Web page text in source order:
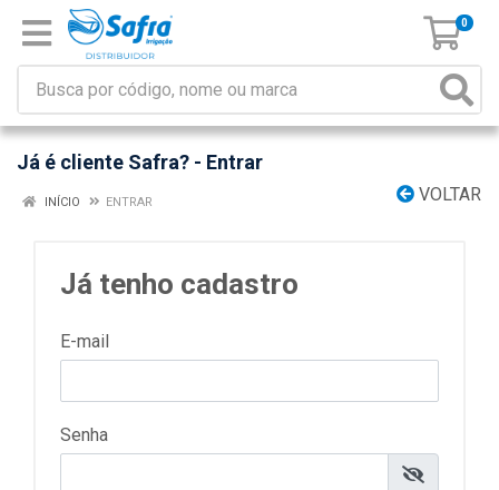
0
Já é cliente Safra? - Entrar
VOLTAR
INÍCIO ENTRAR
Já tenho cadastro
E-mail
Senha